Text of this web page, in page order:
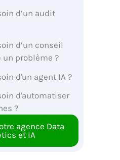
d’un audit
d’un conseil
un problème ?
d'un agent IA ?
d'automatiser
?
agence Data
et IA